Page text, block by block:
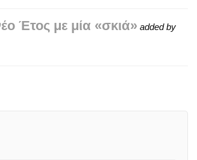
Έτος με μία «σκιά»added by